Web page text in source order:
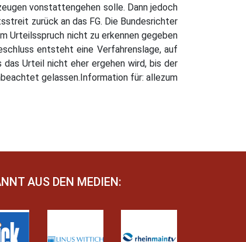
vonstattengehen solle. Dann jedoch
zurück an das FG. Die Bundesrichter
Urteilsspruch nicht zu erkennen gegeben
entsteht eine Verfahrenslage, auf
Urteil nicht eher ergehen wird, bis der
gelassen.Information für: allezum
AUS DEN MEDIEN: